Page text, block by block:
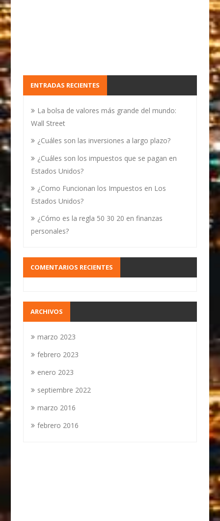
ENTRADAS RECIENTES
La bolsa de valores más grande del mundo:
Wall Street
¿Cuáles son las inversiones a largo plazo?
¿Cuáles son los impuestos que se pagan en
Estados Unidos?
¿Como Funcionan los Impuestos en Los
Estados Unidos?
¿Cómo es la regla 50 30 20 en finanzas
personales?
COMENTARIOS RECIENTES
ARCHIVOS
marzo 2023
febrero 2023
enero 2023
septiembre 2022
marzo 2016
febrero 2016